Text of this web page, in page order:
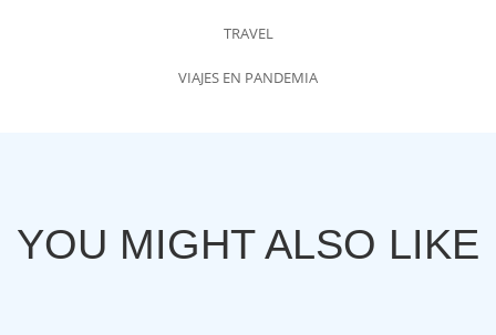
TRAVEL
VIAJES EN PANDEMIA
YOU MIGHT ALSO LIKE